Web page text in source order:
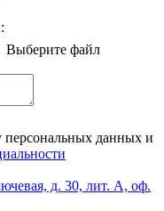
Выберите файл
персональных данных и
д. 30, лит. А, оф.